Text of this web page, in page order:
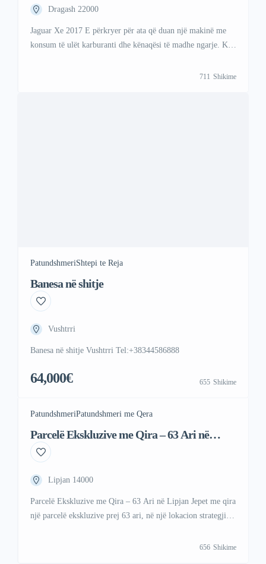
Dragash 22000
Jaguar Xe 2017 E përkryer për ata që duan një makinë me
konsum të ulët karburanti dhe kënaqësi të madhe ngarje. Ky
për rreze dhe fuqi optimale. Per me shume informata
711 Shikime
PatundshmeriShtepi te Reja
Banesa në shitje
Vushtrri
Banesa në shitje Vushtrri Tel:+38344586888
64,000€ 655 Shikime
PatundshmeriPatundshmeri me Qera
Parcelë Ekskluzive me Qira – 63 Ari në
Lipjan
Lipjan 14000
Parcelë Ekskluzive me Qira – 63 Ari në Lipjan Jepet me qira
një parcelë ekskluzive prej 63 ari, në një lokacion strategjik
Ideale për biznese, industri, logjistikë dhe ndërtim –656 Shikime